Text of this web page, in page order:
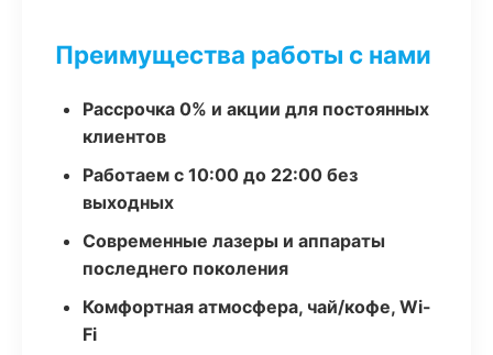
Преимущества работы с нами
Рассрочка 0% и акции для постоянных
клиентов
Работаем с 10:00 до 22:00 без
выходных
Современные лазеры и аппараты
последнего поколения
Комфортная атмосфера, чай/кофе, Wi-
Fi